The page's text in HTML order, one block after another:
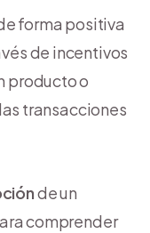
forma positiva
de incentivos
producto o
transacciones
de un
comprender